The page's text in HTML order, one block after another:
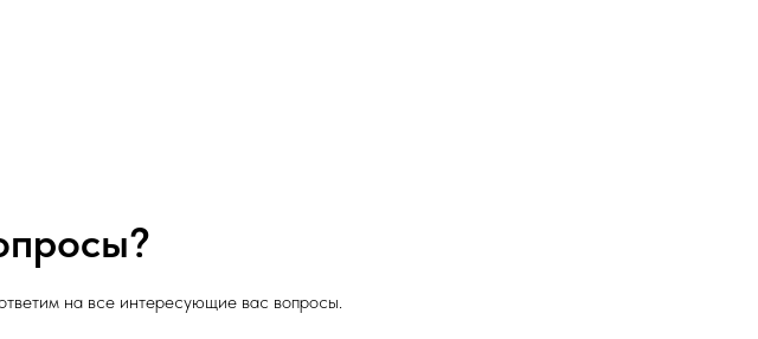
на все интересующие вас вопросы.